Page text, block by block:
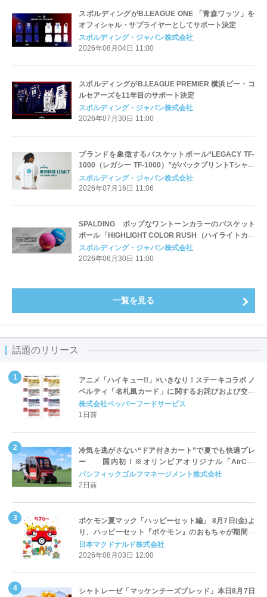
スポルディングがB.LEAGUE ONE 「青森ワッツ」を
オフィシャル・サプライヤーとしてサポート決定
スポルディング・ジャパン株式会社
2026年08月04日 11:00
スポルディングがB.LEAGUE PREMIER 横浜ビー・コ
ルセアーズを11年目のサポート決定
スポルディング・ジャパン株式会社
2026年07月30日 11:00
ブランドを象徴するバスケットボール“LEGACY TF-
1000（レガシー TF-1000）”がバックプリントTシャツ
として初登場
スポルディング・ジャパン株式会社
2026年07月16日 11:06
SPALDING ポップなワントーンカラーのバスケット
ボール「HIGHLIGHT COLOR RUSH（ハイライトカラ
ーラッシュ）」が登場
スポルディング・ジャパン株式会社
2026年06月30日 11:00
一覧を見る
話題のリリース
アニメ「ハイキュー!!」×いきなり！ステーキコラボ ノ
ベルティ「名札風カード」に関するお詫びおよび交換
対応についてのご案内
株式会社ペッパーフードサービス
1日前
冷気を逃がさない“ドア付きカート”で夏でも快適プレ
ー 国内初！※オリンピアオリジナル「AirCon
Cart（エアコンカート）」導入 | ＰＧＭ
パシフィックゴルフマネージメント株式会社
2日前
ポケモン夏マック「ハッピーセット編」 8月7日(金)よ
り、ハッピーセット『ポケモン』のおもちゃが期間限
定登場
日本マクドナルド株式会社
2026年08月03日 12:00
シャトレーゼ「マッケンチーズブレッド」本日8月7日